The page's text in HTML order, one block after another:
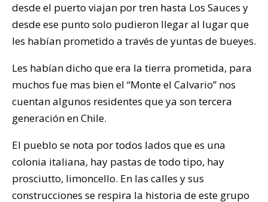
desde el puerto viajan por tren hasta Los Sauces y
desde ese punto solo pudieron llegar al lugar que
les habían prometido a través de yuntas de bueyes.
Les habían dicho que era la tierra prometida, para
muchos fue mas bien el “Monte el Calvario” nos
cuentan algunos residentes que ya son tercera
generación en Chile.
El pueblo se nota por todos lados que es una
colonia italiana, hay pastas de todo tipo, hay
prosciutto, limoncello. En las calles y sus
construcciones se respira la historia de este grupo